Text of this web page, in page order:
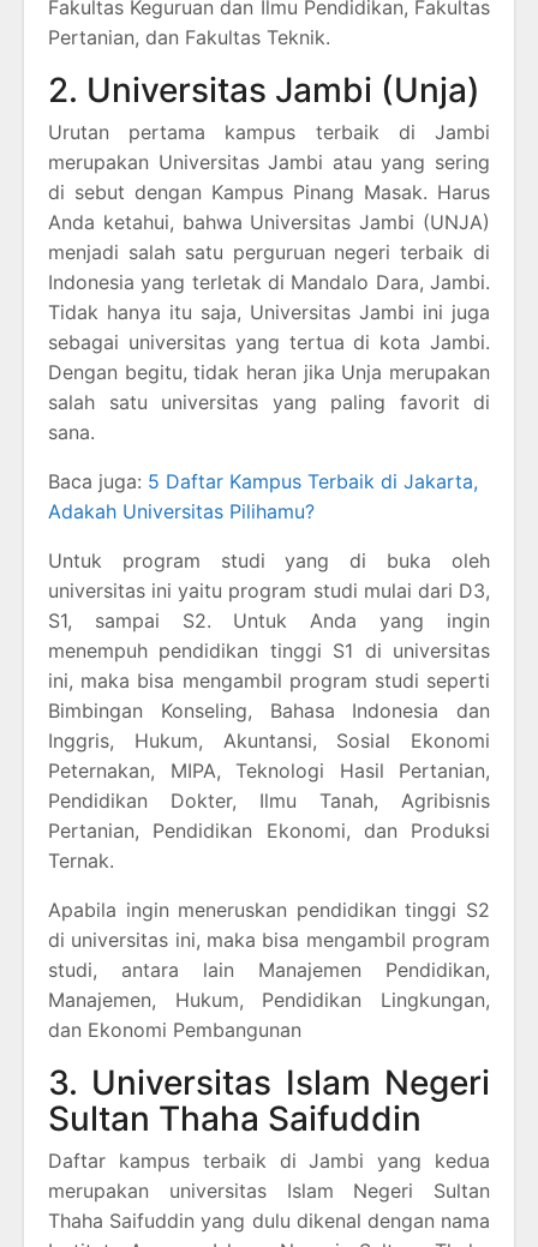
Fakultas Keguruan dan Ilmu Pendidikan, Fakultas
Pertanian, dan Fakultas Teknik.
2. Universitas Jambi (Unja)
Urutan pertama kampus terbaik di Jambi
merupakan Universitas Jambi atau yang sering
di sebut dengan Kampus Pinang Masak. Harus
Anda ketahui, bahwa Universitas Jambi (UNJA)
menjadi salah satu perguruan negeri terbaik di
Indonesia yang terletak di Mandalo Dara, Jambi.
Tidak hanya itu saja, Universitas Jambi ini juga
sebagai universitas yang tertua di kota Jambi.
Dengan begitu, tidak heran jika Unja merupakan
salah satu universitas yang paling favorit di
sana.
Baca juga: 5 Daftar Kampus Terbaik di Jakarta,
Adakah Universitas Pilihamu?
Untuk program studi yang di buka oleh
universitas ini yaitu program studi mulai dari D3,
S1, sampai S2. Untuk Anda yang ingin
menempuh pendidikan tinggi S1 di universitas
ini, maka bisa mengambil program studi seperti
Bimbingan Konseling, Bahasa Indonesia dan
Inggris, Hukum, Akuntansi, Sosial Ekonomi
Peternakan, MIPA, Teknologi Hasil Pertanian,
Pendidikan Dokter, Ilmu Tanah, Agribisnis
Pertanian, Pendidikan Ekonomi, dan Produksi
Ternak.
Apabila ingin meneruskan pendidikan tinggi S2
di universitas ini, maka bisa mengambil program
studi, antara lain Manajemen Pendidikan,
Manajemen, Hukum, Pendidikan Lingkungan,
dan Ekonomi Pembangunan
3. Universitas Islam Negeri
Sultan Thaha Saifuddin
Daftar kampus terbaik di Jambi yang kedua
merupakan universitas Islam Negeri Sultan
Thaha Saifuddin yang dulu dikenal dengan nama